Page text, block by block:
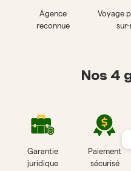
Agence
reconnue
Voyage
Nos 4
Garantie
juridique
Paiement
sécurisé